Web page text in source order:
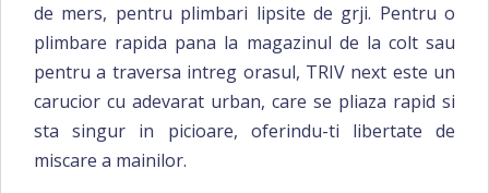
de mers, pentru plimbari lipsite de grji. Pentru o
plimbare rapida pana la magazinul de la colt sau
pentru a traversa intreg orasul, TRIV next este un
carucior cu adevarat urban, care se pliaza rapid si
sta singur in picioare, oferindu-ti libertate de
miscare a mainilor.